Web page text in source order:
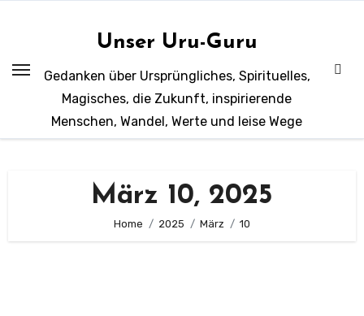
Unser Uru-Guru
Gedanken über Ursprüngliches, Spirituelles,
Magisches, die Zukunft, inspirierende
Menschen, Wandel, Werte und leise Wege
März 10, 2025
Home 2025 März 10